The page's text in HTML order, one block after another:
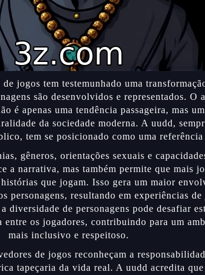
jogos tem testemunhado uma
são desenvolvidos e representados. O
é apenas uma tendência passageira, mas
da sociedade moderna. A uudd,
tem se posicionado como uma referência
gêneros, orientações sexuais e
a narrativa, mas também permite que mais
que jogam. Isso gera um maior
personagens, resultando em experiências
diversidade de personagens pode desafiar
entre os jogadores, contribuindo para um
mais inclusivo e respeitoso.
de jogos reconheçam a
tapeçaria da vida real. A uudd acredita